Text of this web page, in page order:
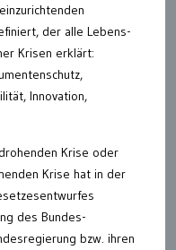
der alle Lebens-
Krisen erklärt:
Innovation,
Krise oder
Krise hat in der
des Bundes-
bzw. ihren